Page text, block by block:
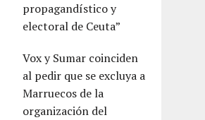
propagandístico y
electoral de Ceuta”
Vox y Sumar coinciden
al pedir que se excluya a
Marruecos de la
organización del